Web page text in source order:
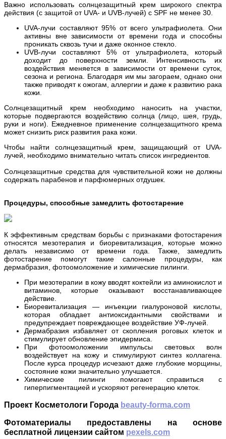
Важно использовать солнцезащитный крем широкого спектра
действия (с защитой от UVA- и UVB-лучей) с SPF не менее 30.
UVA-лучи составляют 95% от всего ультрафиолета. Они
активны вне зависимости от времени года и способны
проникать сквозь тучи и даже оконное стекло.
UVB-лучи составляют 5% от ультрафиолета, который
доходит до поверхности земли. Интенсивность их
воздействия меняется в зависимости от времени суток,
сезона и региона. Благодаря им мы загораем, однако они
также приводят к ожогам, аллергии и даже к развитию рака
кожи.
Солнцезащитный крем необходимо наносить на участки,
которые подвергаются воздействию солнца (лицо, шея, грудь,
руки и ноги). Ежедневное применение солнцезащитного крема
может снизить риск развития рака кожи.
Чтобы найти солнцезащитный крем, защищающий от UVA-
лучей, необходимо внимательно читать список ингредиентов.
Солнце­защитные средства для чувствительной кожи не должны
содержать парабенов и парфюмерных отдушек.
Процедуры, способные замедлить фотостарение
К эффективным средствам борьбы с признаками фотостарения
относятся мезотерапия и биоревитализация, которые можно
делать независимо от времени года. Также, замедлить
фотостарение помогут такие салонные процедуры, как
дермабразия, фотоомоложение и химические пилинги.
При мезотерапии в кожу вводят коктейли из аминокислот и
витаминов, которые оказывают восстанавливающее
действие.
Биоревитализация — инъекции гиалуроновой кислоты,
которая обладает антиоксидантными свойствами и
предупреждает повреждающее воздействие УФ-лучей.
Дермабразия избавляет от скопления роговых клеток и
стимулирует обновление эпидермиса.
При фотоомоложении импульсы световых волн
воздействует на кожу и стимулируют синтез коллагена.
После курса процедур исчезают даже глубокие морщины,
состояние кожи значительно улучшается.
Химические пилинги помогают справиться с
гиперпигментацией и ускоряют регенерацию клеток.
Проект Косметологи Города beauty-forma.com
Фотоматериалы предоставлены на основе
бесплатной лицензии сайтом pexels.com